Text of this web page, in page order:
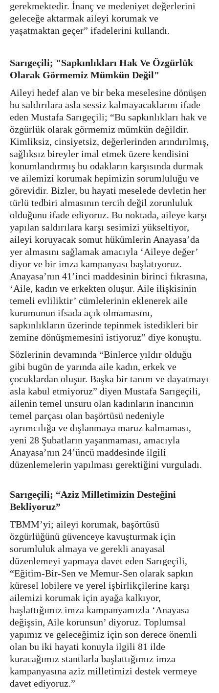
gerekmektedir. İnanç ve medeniyet değerlerini
geleceğe aktarmak aileyi korumak ve
yaşatmaktan geçer” ifadelerini kullandı.
Sarıgeçili; "Sapkınlıkları Hak Ve Özgürlük
Olarak Görmemiz Mümkün Değil"
Aileyi hedef alan ve bir beka meselesine dönüşen
bu saldırılara asla sessiz kalmayacaklarını ifade
eden Mustafa Sarıgeçili; “Bu sapkınlıkları hak ve
özgürlük olarak görmemiz mümkün değildir.
Kimliksiz, cinsiyetsiz, değerlerinden arındırılmış,
sağlıksız bireyler imal etmek üzere kendisini
konumlandırmış bu odakların karşısında durmak
ve ailemizi korumak hepimizin sorumluluğu ve
görevidir. Bizler, bu hayati meselede devletin her
türlü tedbiri almasının tercih değil zorunluluk
olduğunu ifade ediyoruz. Bu noktada, aileye karşı
yapılan saldırılara karşı sesimizi yükseltiyor,
aileyi koruyacak somut hükümlerin Anayasa’da
yer almasını sağlamak amacıyla ‘Aileye değer’
diyor ve bir imza kampanyası başlatıyoruz.
Anayasa’nın 41’inci maddesinin birinci fıkrasına,
‘Aile, kadın ve erkekten oluşur. Aile ilişkisinin
temeli evliliktir’ cümlelerinin eklenerek aile
kurumunun ifsada açık olmamasını,
sapkınlıkların üzerinde tepinmek istedikleri bir
zemine dönüşmemesini istiyoruz” diye konuştu.
Sözlerinin devamında “Binlerce yıldır olduğu
gibi bugün de yarında aile kadın, erkek ve
çocuklardan oluşur. Başka bir tanım ve dayatmayı
asla kabul etmiyoruz” diyen Mustafa Sarıgeçili,
ailenin temel unsuru olan kadınların inancının
temel parçası olan başörtüsü nedeniyle
ayrımcılığa ve dışlanmaya maruz kalmaması,
yeni 28 Şubatların yaşanmaması, amacıyla
Anayasa’nın 24’üncü maddesinde ilgili
düzenlemelerin yapılması gerektiğini vurguladı.
Sarıgeçili; “Aziz Milletimizin Desteğini
Bekliyoruz”
TBMM’yi; aileyi korumak, başörtüsü
özgürlüğünü güvenceye kavuşturmak için
sorumluluk almaya ve gerekli anayasal
düzenlemeyi yapmaya davet eden Sarıgeçili,
“Eğitim-Bir-Sen ve Memur-Sen olarak sapkın
küresel lobilere ve yerel işbirlikçilerine karşı
ailemizi korumak için ayağa kalkıyor,
başlattığımız imza kampanyamızla ‘Anayasa
değişsin, Aile korunsun’ diyoruz. Toplumsal
yapımız ve geleceğimiz için son derece önemli
olan bu iki hayati konuyla ilgili 81 ilde
kuracağımız stantlarla başlattığımız imza
kampanyasına aziz milletimizi destek vermeye
davet ediyoruz.”